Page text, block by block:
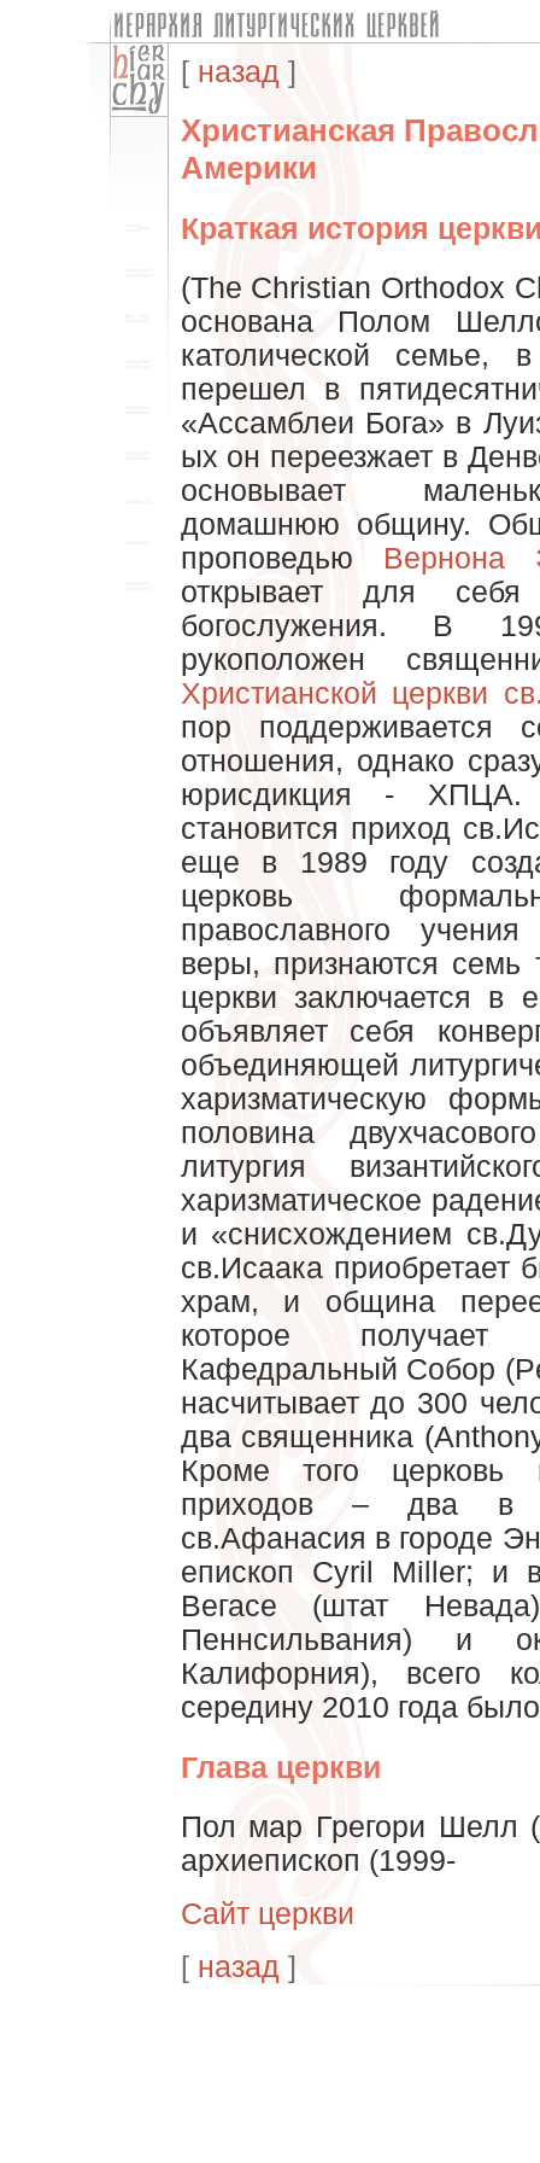
[ назад ]
Христианская
Америки
Краткая история
(The Christian Orthodox
основана Полом
католической семье,
перешел в
«Ассамблеи Бога» в
ых он переезжает в
основывает
домашнюю общину.
проповедью Вернона
открывает для себя
богослужения. В
рукоположен
Христианской церкви
пор поддерживается
отношения, однако
юрисдикция - ХПЦА.
становится приход
еще в 1989 году
церковь
православного
веры, признаются семь
церкви заключается в
объявляет себя
объединяющей
харизматическую
половина
литургия
харизматическое
и «снисхождением
св.Исаака приобретает
храм, и община
которое получает
Кафедральный Собор
насчитывает до 300
два священника
Кроме того церковь
приходов – два в
св.Афанасия в городе
епископ Cyril Miller; и
Вегасе (штат
Пеннсильвания) и
Калифорния), всего
середину 2010 года
Глава церкви
Пол мар Грегори Шелл
архиепископ (1999-
Сайт церкви
[ назад]